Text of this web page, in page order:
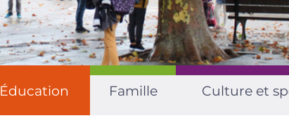
Éducation Famille Culture et